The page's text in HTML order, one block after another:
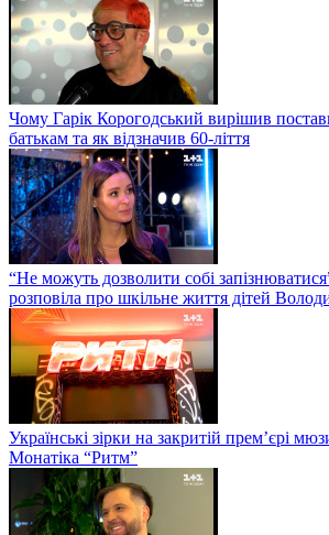
Чому Гарік Корогодський вирішив
батькам та як відзначив 60-ліття
“Не можуть дозволити собі
розповіла про шкільне життя дітей
Українські зірки на закритій прем’єрі
Монатіка “Ритм”